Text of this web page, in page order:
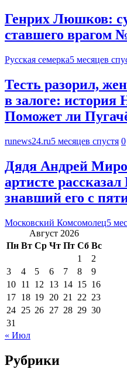
Генрих Люшков:
ставшего врагом
Русская семерка5 месяцев
Тесть разорил,
в залоге:
Поможет ли
runews24.ru5 месяцев спустя 0
Дядя Андрей
артисте
знавший его с
Московский Комсомолец5
Август 2026
Пн Вт Ср Чт Пт Сб Вс
1
2
3
4 5 6 7 8
9
10 11 12 13 14 15 16
17 18 19 20 21 22 23
24 25 26 27 28 29 30
31
« Июл
Рубрики